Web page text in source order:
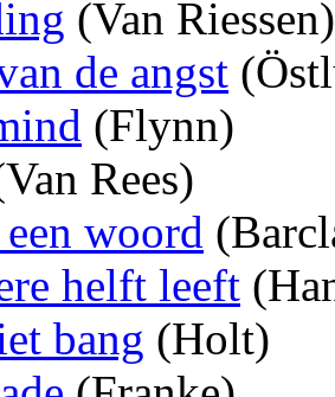
(Van Riessen)
de angst
(Flynn)
Rees)
woord
helft leeft
bang (Holt)